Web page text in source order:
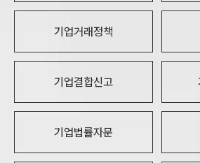
기업거래정책
기업결합신고
기업법률자문